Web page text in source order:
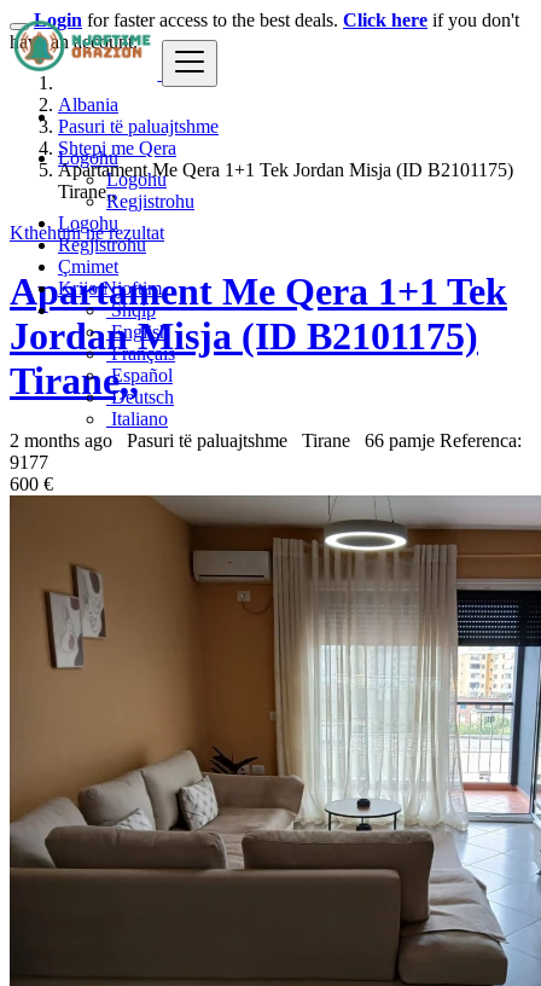
Logohu
Logohu
Regjistrohu
Logohu
Regjistrohu
Çmimet
Krijo Njoftim
Shqip
English
Français
Español
Deutsch
Italiano
Login for faster access to the best deals. Click here if you don't
have an account.
Albania
Pasuri të paluajtshme
Shtepi me Qera
Apartament Me Qera 1+1 Tek Jordan Misja (ID B2101175)
Tirane,,
Kthehuni ne rezultat
Apartament Me Qera 1+1 Tek
Jordan Misja (ID B2101175)
Tirane,,
2 months ago Pasuri të paluajtshme Tirane 66 pamje Referenca:
9177
600 €